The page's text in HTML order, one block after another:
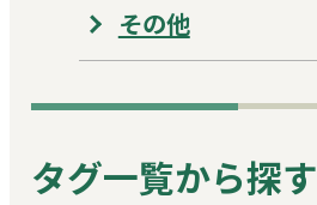
その他
タグ一覧から探す